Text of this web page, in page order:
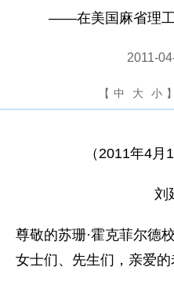
——在美国麻省理
2011-
【 中 大 小 】
（2011年4月
刘
尊敬的苏珊·霍克菲尔德
女士们、先生们，亲爱的